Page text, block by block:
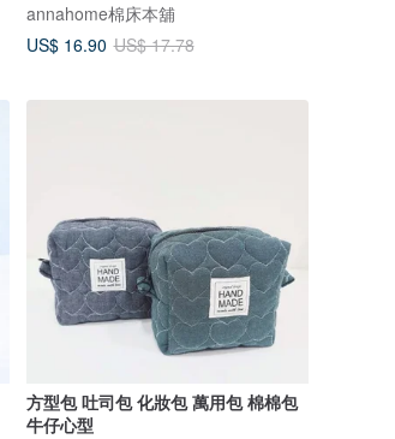
annahome棉床本舖
US$ 16.90 US$ 17.78
方型包 吐司包 化妝包 萬用包 棉棉包
牛仔心型